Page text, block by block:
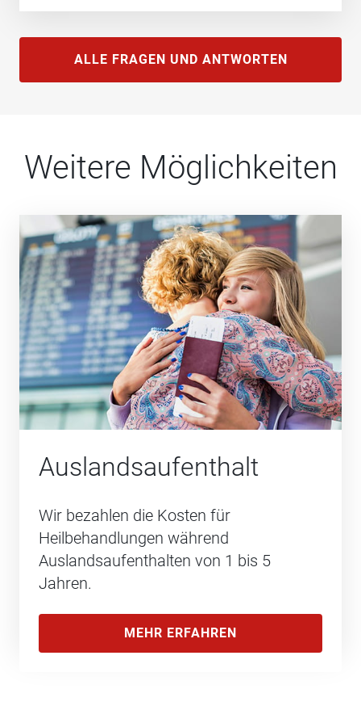
ALLE FRAGEN UND ANTWORTEN
Weitere Möglichkeiten
Auslands­aufenthalt
Wir bezahlen die Kosten für
Heilbehandlungen während
Auslandsaufenthalten von 1 bis 5
Jahren.
MEHR ERFAHREN